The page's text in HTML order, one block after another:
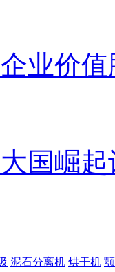
业价
国崛
泥石分离机 烘干机